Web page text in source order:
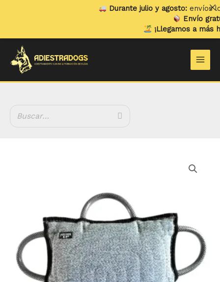
cantidad
Durante julio y agosto:envíos
Envío
¡Llegamos a más